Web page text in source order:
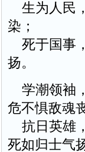
生为人民
染；
死于国事
扬。
学潮领袖
危不惧敌魂
抗日英雄
死如归士气